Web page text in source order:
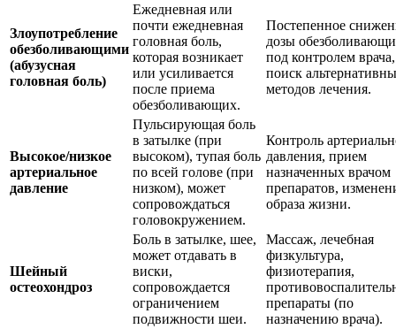
Злоупотребление
обезболивающими
(абузусная
головная боль)
Ежедневная или
почти ежедневная
головная боль,
которая возникает
или усиливается
после приема
обезболивающих.
Постепенное
дозы
под контролем врача,
поиск
методов лечения.
Высокое/низкое
артериальное
давление
Пульсирующая боль
в затылке (при
высоком), тупая боль
по всей голове (при
низком), может
сопровождаться
головокружением.
Контроль
давления, прием
назначенных врачом
препаратов,
образа жизни.
Шейный
остеохондроз
Боль в затылке, шее,
может отдавать в
виски,
сопровождается
ограничением
подвижности шеи.
Массаж, лечебная
физкультура,
физиотерапия,
препараты (по
назначению врача).